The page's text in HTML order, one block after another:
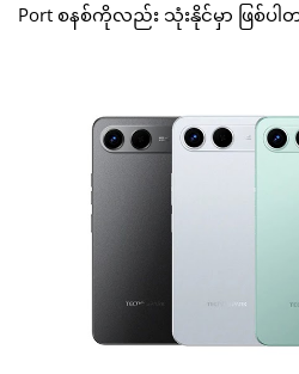
Port စနစ်ကိုလည်း သုံးနိုင်မှာ ဖြစ်ပါ